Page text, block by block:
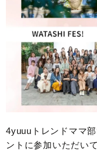
4yuuuトレンドママ
ントに参加いただい